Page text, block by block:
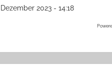
Dezember 2023 - 14:18